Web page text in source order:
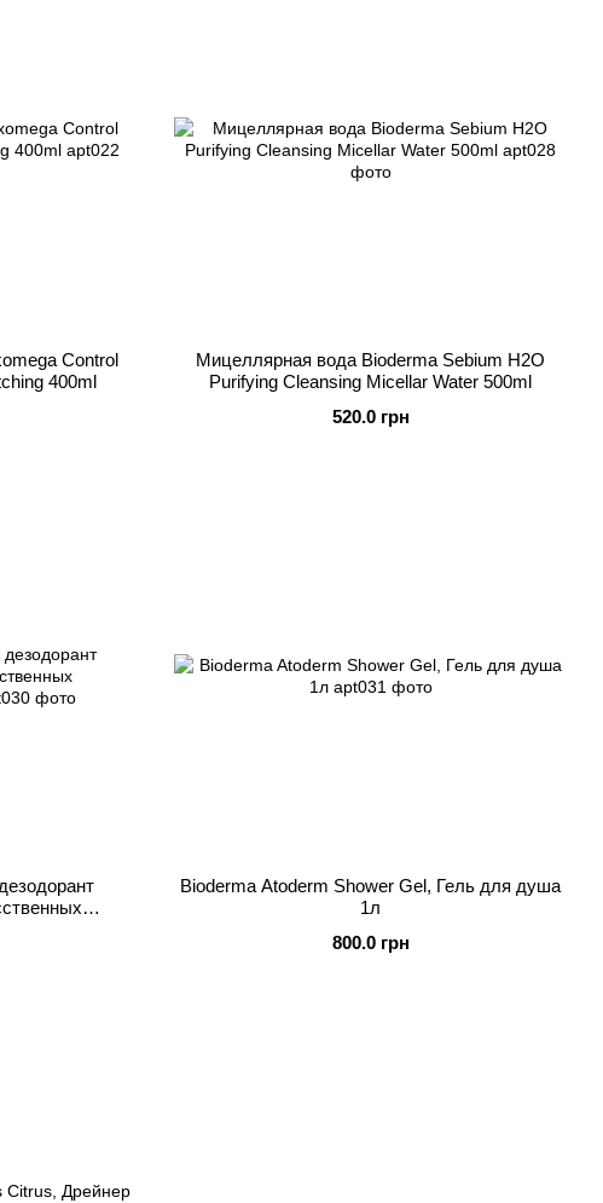
Control
400ml
Мицеллярная вода Bioderma Sebium H2O
Purifying Cleansing Micellar Water 500ml
520.0 грн
Bioderma Atoderm Shower Gel, Гель для душа
1л
800.0 грн